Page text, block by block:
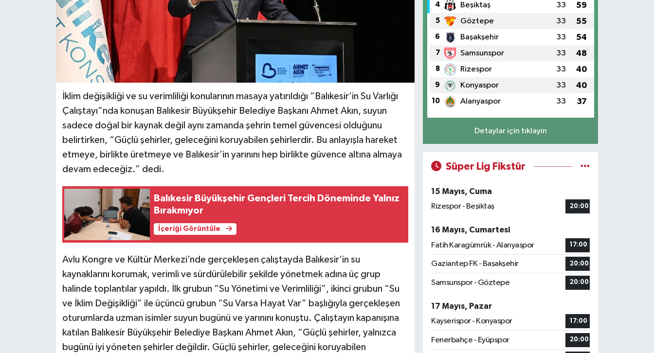
İklim değişikliği ve su verimliliği konularının masaya yatırıldığı “Balıkesir’in Su Varlığı
Çalıştayı”nda konuşan Balıkesir Büyükşehir Belediye Başkanı Ahmet Akın, suyun
sadece doğal bir kaynak değil aynı zamanda şehrin temel güvencesi olduğunu
belirtirken, “Güçlü şehirler, geleceğini koruyabilen şehirlerdir. Bu anlayışla hareket
etmeye, birlikte üretmeye ve Balıkesir’in yarınını hep birlikte güvence altına almaya
devam edeceğiz.” dedi.
Balıkesir Büyükşehir Gençleri Tercih Döneminde Yalnız
Bırakmıyor
İçeriği Görüntüle
Avlu Kongre ve Kültür Merkezi’nde gerçekleşen çalıştayda Balıkesir’in su
kaynaklarını korumak, verimli ve sürdürülebilir şekilde yönetmek adına üç grup
halinde toplantılar yapıldı. İlk grubun “Su Yönetimi ve Verimliliği”, ikinci grubun “Su
ve İklim Değişikliği” ile üçüncü grubun “Su Varsa Hayat Var” başlığıyla gerçekleşen
oturumlarda uzman isimler suyun bugünü ve yarınını konuştu. Çalıştayın kapanışına
katılan Balıkesir Büyükşehir Belediye Başkanı Ahmet Akın, “Güçlü şehirler, yalnızca
bugünü iyi yöneten şehirler değildir. Güçlü şehirler, geleceğini koruyabilen
4 Beşiktaş 33 59
5 Göztepe 33 55
6 Başakşehir 33 54
7 Samsunspor 33 48
8 Rizespor 33 40
9 Konyaspor 33 40
10 Alanyaspor 33 37
Detaylar için tıklayın
Süper Lig Fikstür
15 Mayıs, Cuma
Rizespor - Beşiktaş
20:00
16 Mayıs, Cumartesi
Fatih Karagümrük - Alanyaspor
17:00
Gaziantep FK - Başakşehir 20:00
Samsunspor - Göztepe 20:00
17 Mayıs, Pazar
Kayserispor - Konyaspor
17:00
Fenerbahçe - Eyüpspor 20:00